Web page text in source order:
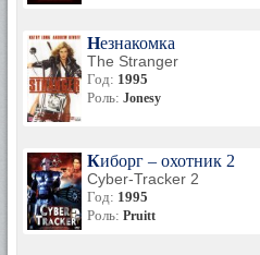
Незнакомка
The Stranger
Год: 1995
Роль: Jonesy
Киборг – охотник 2
Cyber-Tracker 2
Год: 1995
Роль: Pruitt